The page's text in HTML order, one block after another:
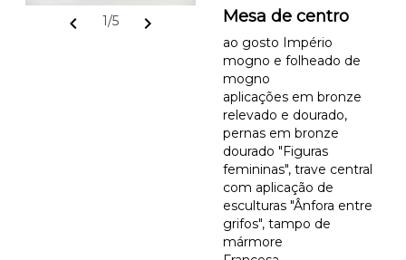
chevron_left 1/5 chevron_right Mesa de centro
ao gosto Império
mogno e folheado de
mogno
aplicações em bronze
relevado e dourado,
pernas em bronze
dourado "Figuras
femininas", trave central
com aplicação de
esculturas "Ânfora entre
grifos", tampo de
mármore